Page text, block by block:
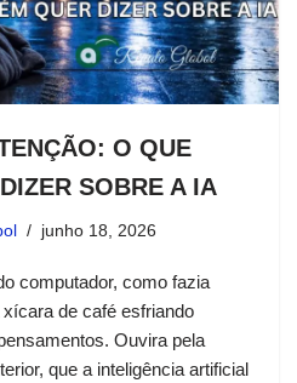
O QUE
SOBRE A IA
junho 18, 2026
computador, como fazia
de café esfriando
Ouvira pela
que a inteligência artificial